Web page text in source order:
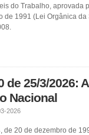
do Trabalho, aprovada
de 1991 (Lei Orgânica
de 25/3/2026:
Nacional
2026
de 20 de dezembro de